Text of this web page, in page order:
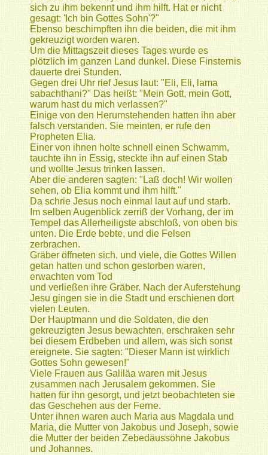
sich zu ihm bekennt und ihm hilft. Hat er nicht
gesagt: 'Ich bin Gottes Sohn'?"
Ebenso beschimpften ihn die beiden, die mit ihm
gekreuzigt worden waren.
Um die Mittagszeit dieses Tages wurde es
plötzlich im ganzen Land dunkel. Diese Finsternis
dauerte drei Stunden.
Gegen drei Uhr rief Jesus laut: "Eli, Eli, lama
sabachthani?" Das heißt: "Mein Gott, mein Gott,
warum hast du mich verlassen?"
Einige von den Herumstehenden hatten ihn aber
falsch verstanden. Sie meinten, er rufe den
Propheten Elia.
Einer von ihnen holte schnell einen Schwamm,
tauchte ihn in Essig, steckte ihn auf einen Stab
und wollte Jesus trinken lassen.
Aber die anderen sagten: "Laß doch! Wir wollen
sehen, ob Elia kommt und ihm hilft."
Da schrie Jesus noch einmal laut auf und starb.
Im selben Augenblick zerriß der Vorhang, der im
Tempel das Allerheiligste abschloß, von oben bis
unten. Die Erde bebte, und die Felsen
zerbrachen.
Gräber öffneten sich, und viele, die Gottes Willen
getan hatten und schon gestorben waren,
erwachten vom Tod
und verließen ihre Gräber. Nach der Auferstehung
Jesu gingen sie in die Stadt und erschienen dort
vielen Leuten.
Der Hauptmann und die Soldaten, die den
gekreuzigten Jesus bewachten, erschraken sehr
bei diesem Erdbeben und allem, was sich sonst
ereignete. Sie sagten: "Dieser Mann ist wirklich
Gottes Sohn gewesen!"
Viele Frauen aus Galiläa waren mit Jesus
zusammen nach Jerusalem gekommen. Sie
hatten für ihn gesorgt, und jetzt beobachteten sie
das Geschehen aus der Ferne.
Unter ihnen waren auch Maria aus Magdala und
Maria, die Mutter von Jakobus und Joseph, sowie
die Mutter der beiden Zebedäussöhne Jakobus
und Johannes.